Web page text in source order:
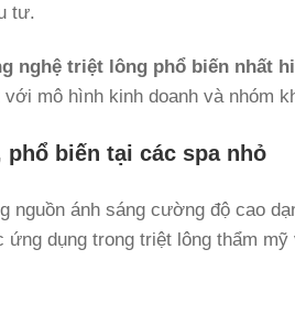
tư.
nghệ triệt lông phổ biến nhất
mô hình kinh doanh và nhóm
phổ biến tại các spa nhỏ
nguồn ánh sáng cường độ cao
dụng trong triệt lông thẩm